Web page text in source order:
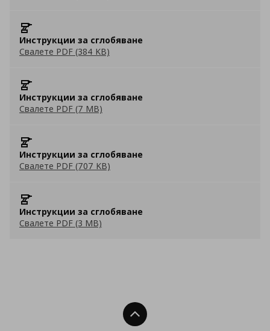
Инструкции за сглобяване
Свалете PDF (384 KB)
Инструкции за сглобяване
Свалете PDF (7 MB)
Инструкции за сглобяване
Свалете PDF (707 KB)
Инструкции за сглобяване
Свалете PDF (3 MB)
Нагоре